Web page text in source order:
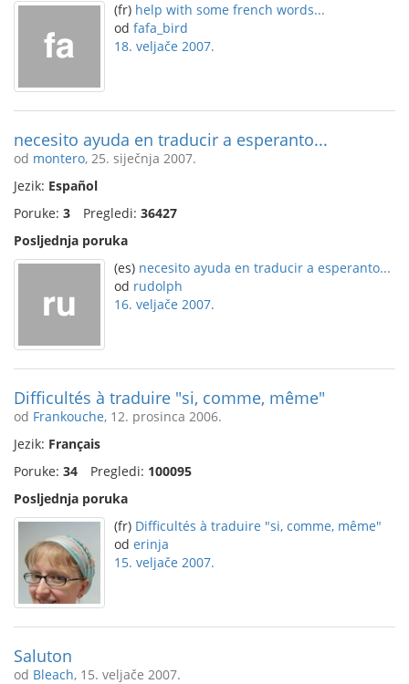
(fr) help with some french words...
od fafa_bird
18. veljače 2007.
necesito ayuda en traducir a esperanto...
od montero, 25. siječnja 2007.
Jezik: Español
Poruke: 3 Pregledi: 36427
Posljednja poruka
(es) necesito ayuda en traducir a esperanto...
od rudolph
16. veljače 2007.
Difficultés à traduire "si, comme, même"
od Frankouche, 12. prosinca 2006.
Jezik: Français
Poruke: 34 Pregledi: 100095
Posljednja poruka
(fr) Difficultés à traduire "si, comme, même"
od erinja
15. veljače 2007.
Saluton
od Bleach, 15. veljače 2007.